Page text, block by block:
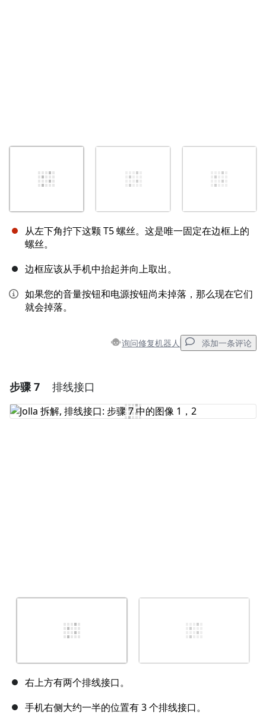
从左下角拧下这颗 T5 螺丝。这是唯一固定在边框上的
螺丝。
边框应该从手机中抬起并向上取出。
如果您的音量按钮和电源按钮尚未掉落，那么现在它们
就会掉落。
询问修复机器人 添加一条评论
添加评论
步骤 7 排线接口
右上方有两个排线接口。
手机右侧大约一半的位置有 3 个排线接口。